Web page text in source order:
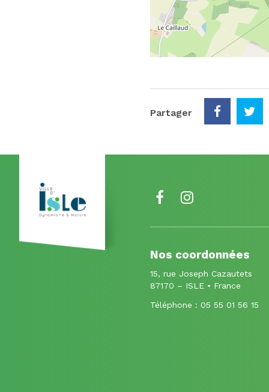
Partager
Lien
compte
Facebook
compte
Instagram
Nos coordonnées
15, rue Joseph Cazautets
87170 – ISLE • France
Téléphone :05 55 01 56 15